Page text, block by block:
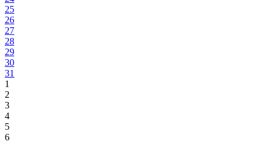
25
26
27
28
29
30
31
1
2
3
4
5
6